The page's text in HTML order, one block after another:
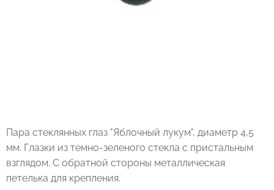
Пара стеклянных глаз "Яблочный лукум", диаметр 4,5
мм. Глазки из темно-зеленого стекла с пристальным
взглядом. С обратной стороны металлическая
петелька для крепления.